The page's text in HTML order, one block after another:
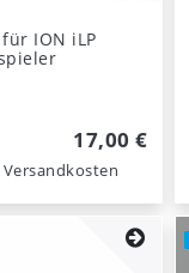
ION iLP
17,00 €
Versandkosten